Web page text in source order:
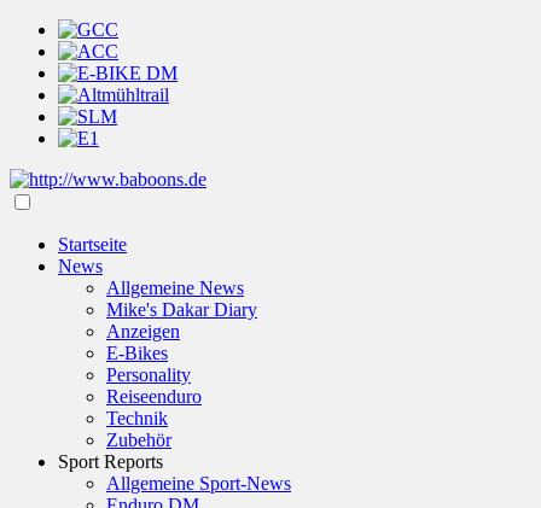
Startseite
News
Allgemeine News
Mike's Dakar Diary
Anzeigen
E-Bikes
Personality
Reiseenduro
Technik
Zubehör
Sport Reports
Allgemeine Sport-News